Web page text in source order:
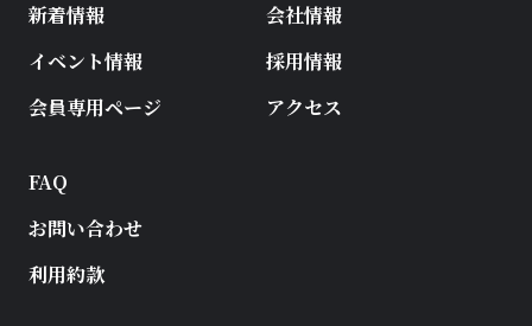
新着情報
イベント情報
会員専用ページ
会社情報
採用情報
アクセス
FAQ
お問い合わせ
利用約款